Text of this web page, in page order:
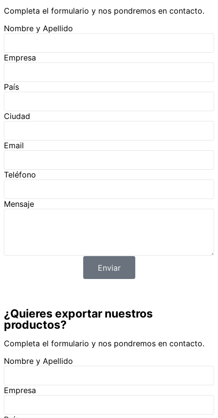
Completa el formulario y nos pondremos en contacto.
Nombre y Apellido
Empresa
País
Ciudad
Email
Teléfono
Mensaje
Enviar
¿Quieres exportar nuestros
productos?
Completa el formulario y nos pondremos en contacto.
Nombre y Apellido
Empresa